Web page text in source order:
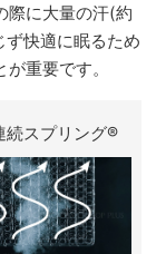
際に大量の汗(約
ず快適に眠るため
重要です。
続スプリング®